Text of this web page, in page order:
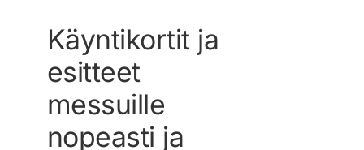
Käyntikortit ja
esitteet
messuille
nopeasti ja